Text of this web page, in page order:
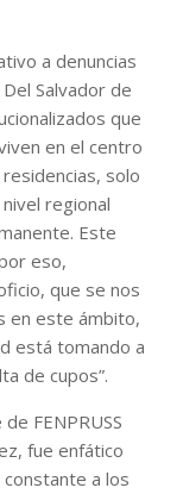
a denuncias
Salvador de
que
en el centro
solo
regional
Este
eso,
que se nos
en este ámbito,
está tomando a
de cupos”.
FENPRUSS
fue enfático
constante a los